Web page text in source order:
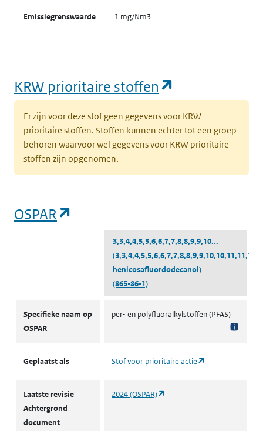
Emissiegrenswaarde 1 mg/Nm3
KRW prioritaire stoffen
Er zijn voor deze stof geen gegevens voor KRW
prioritaire stoffen. Stoffen kunnen echter tot een groep
behoren waarvoor wel gegevens voor KRW prioritaire
stoffen zijn opgenomen.
OSPAR
3,3,4,4,5,5,6,6,7,7,8,8,9,9,10...
henicosafluordodecanol)
(865-86-1)
Specifieke naam op
OSPAR
per- en polyfluoralkylstoffen (PFAS)
Geplaatst als Stof voor prioritaire actie
Laatste revisie
Achtergrond
document
2024 (OSPAR)